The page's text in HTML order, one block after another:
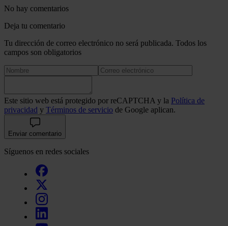
No hay comentarios
Deja tu comentario
Tu dirección de correo electrónico no será publicada. Todos los
campos son obligatorios
Este sitio web está protegido por reCAPTCHA y la Política de
privacidad y Términos de servicio de Google aplican.
Enviar comentario
Síguenos en redes sociales